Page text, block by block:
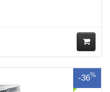
ua
-36%
2 mặt bản sao tự động.Bộ nạp